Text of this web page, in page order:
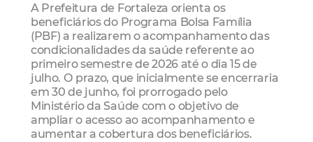
A Prefeitura de Fortaleza orienta os
beneficiários do Programa Bolsa Família
(PBF) a realizarem o acompanhamento das
condicionalidades da saúde referente ao
primeiro semestre de 2026 até o dia 15 de
julho. O prazo, que inicialmente se encerraria
em 30 de junho, foi prorrogado pelo
Ministério da Saúde com o objetivo de
ampliar o acesso ao acompanhamento e
aumentar a cobertura dos beneficiários.